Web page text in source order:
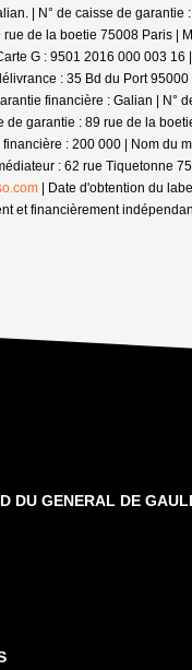
| N° de caisse de garantie
de la boetie 75008 Paris |
G : 9501 2016 000 003 16
: 35 Bd du Port
financière : Galian | N°
de garantie : 89 rue de la
: 200 000 | Nom du
: 62 rue Tiquetonne
| Date d'obtention du
et financièrement
DU GENERAL DE